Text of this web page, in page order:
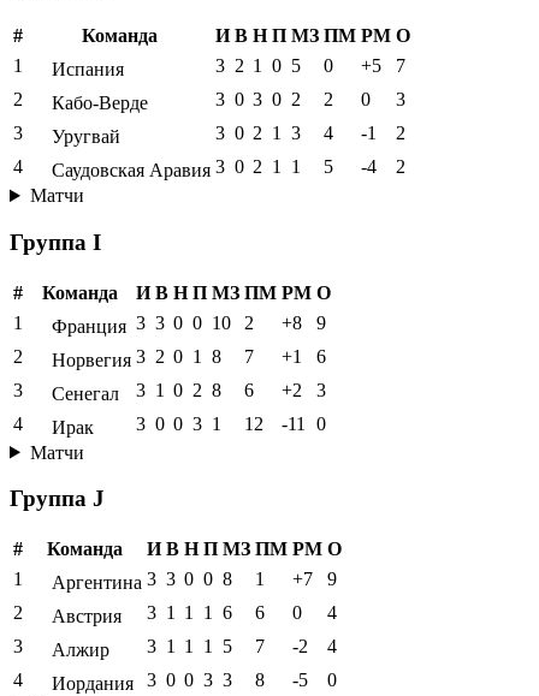
# Команда И В Н П МЗ ПМ РМ О
1
Испания 3 2 1 0 5 0 +5
7
2
Кабо-Верде 3 0 3 0 2 2 0
3
3
Уругвай 3 0 2 1 3 4 -1
2
4
Саудовская Аравия 3 0 2 1 1 5 -4
2
Матчи
Группа I
# Команда И В Н П МЗ ПМ РМ О
1
Франция 3 3 0 0 10 2 +8
9
2
Норвегия 3 2 0 1 8 7 +1
6
3
Сенегал 3 1 0 2 8 6 +2
3
4
Ирак 3 0 0 3 1 12 -11
0
Матчи
Группа J
# Команда И В Н П МЗ ПМ РМ О
1
Аргентина 3 3 0 0 8 1 +7
9
2
Австрия 3 1 1 1 6 6 0
4
3
Алжир 3 1 1 1 5 7 -2
4
4
Иордания 3 0 0 3 3 8 -5
0